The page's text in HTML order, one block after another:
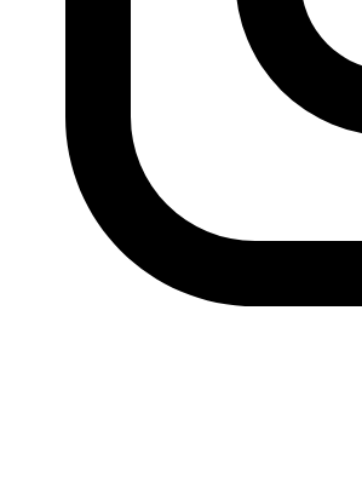
Fundación Al Fanar acerca la realidad
cultural del mundo árabe a través de